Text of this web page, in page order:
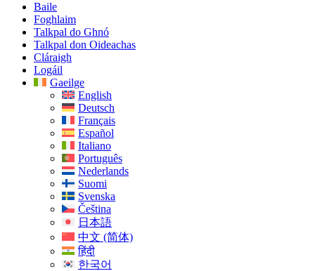
Baile
Foghlaim
Talkpal do Ghnó
Talkpal don Oideachas
Cláraigh
Logáil
Gaeilge
English
Deutsch
Français
Español
Italiano
Português
Nederlands
Suomi
Svenska
Čeština
日本語
中文 (简体)
हिंदी
한국어